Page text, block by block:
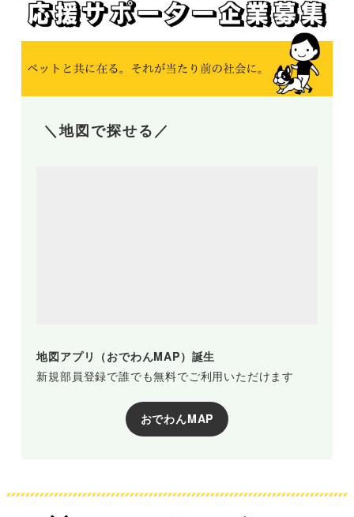
＼地図で探せる／
地図アプリ（おでわんMAP）誕生
新規部員登録で誰でも無料でご利用いただけます
おでわんMAP